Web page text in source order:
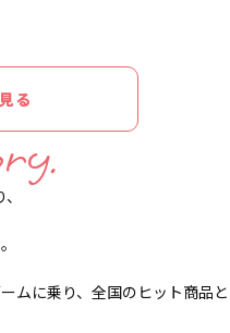
る
ムに乗り、全国のヒット商品と